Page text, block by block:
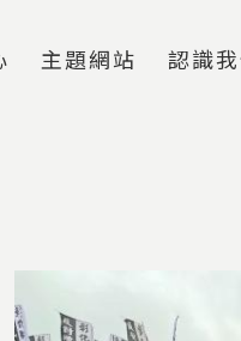
主題網站 認識